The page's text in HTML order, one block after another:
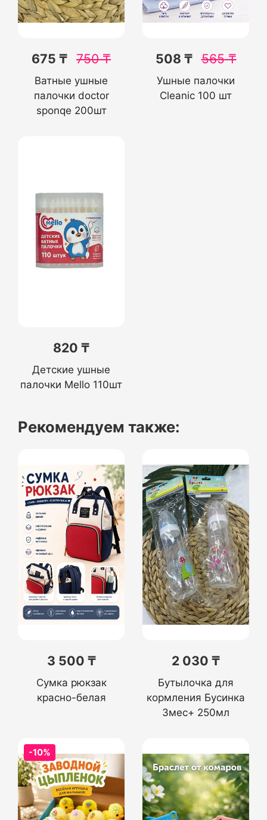
675 ₸ 750₸
Ватные ушные
палочки doctor
sponqe 200шт
508 ₸ 565₸
Ушные палочки
Cleanic 100 шт
820 ₸
Детские ушные
палочки Mello 110шт
Рекомендуем также:
3 500 ₸
Сумка рюкзак
красно-белая
2 030 ₸
Бутылочка для
кормления Бусинка
3мес+ 250мл
-10%